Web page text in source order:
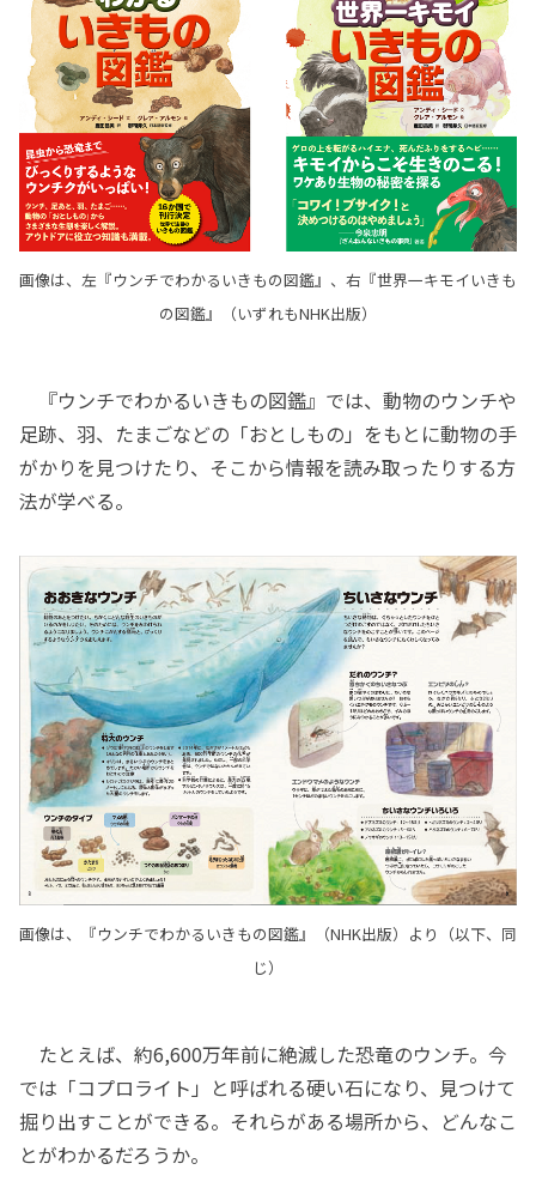
画像は、左『ウンチでわかるいきもの図鑑』、右『世界一キモイいきも
の図鑑』（いずれもNHK出版）
『ウンチでわかるいきもの図鑑』では、動物のウンチや
足跡、羽、たまごなどの「おとしもの」をもとに動物の手
がかりを見つけたり、そこから情報を読み取ったりする方
法が学べる。
画像は、『ウンチでわかるいきもの図鑑』（NHK出版）より（以下、同
じ）
たとえば、約6,600万年前に絶滅した恐竜のウンチ。今
では「コプロライト」と呼ばれる硬い石になり、見つけて
掘り出すことができる。それらがある場所から、どんなこ
とがわかるだろうか。